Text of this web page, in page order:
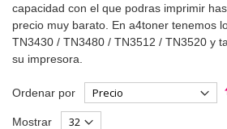
capacidad con el que podras imprimir
precio muy barato. En a4toner tenemos
TN3430 / TN3480 / TN3512 / TN3520 y
su impresora.
Ordenar por
Mostrar